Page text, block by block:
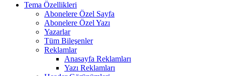
Tema Özellikleri
Abonelere Özel Sayfa
Abonelere Özel Yazı
Yazarlar
Tüm Bileşenler
Reklamlar
Anasayfa Reklamları
Yazı Reklamları